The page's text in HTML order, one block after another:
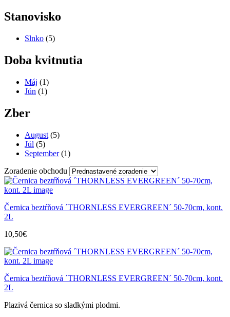
Stanovisko
Slnko (5)
Doba kvitnutia
Máj (1)
Jún (1)
Zber
August (5)
Júl (5)
September (1)
Zoradenie obchodu
Černica beztŕňová ´THORNLESS EVERGREEN´ 50-70cm, kont.
2L
10,50€
Černica beztŕňová ´THORNLESS EVERGREEN´ 50-70cm, kont.
2L
Plazivá černica so sladkými plodmi.